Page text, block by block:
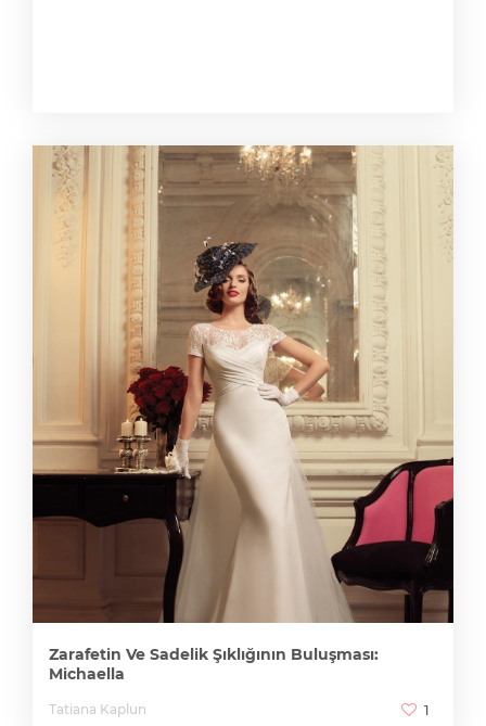
Zarafetin Ve Sadelik Şıklığının Buluşması:
Michaella
Tatiana Kaplun 1